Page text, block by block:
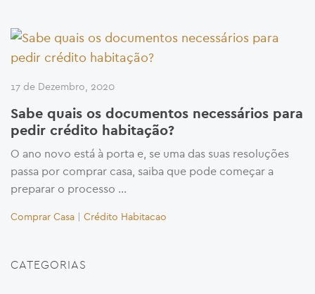
17 de Dezembro, 2020
Sabe quais os documentos necessários para
pedir crédito habitação?
O ano novo está à porta e, se uma das suas resoluções
passa por comprar casa, saiba que pode começar a
preparar o processo …
Comprar Casa | Crédito Habitacao
CATEGORIAS